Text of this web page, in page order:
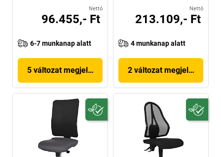
Nettó
96.455,- Ft
6-7 munkanap alatt
5 változat megjelenítése
Nettó
213.109,- Ft
4 munkanap alatt
2 változat megjelenítése